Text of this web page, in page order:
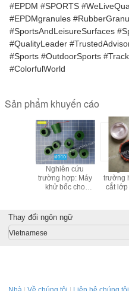
#EPDM #SPORTS
#EPDMgranules
#SportsAndLeisureSurfaces
#QualityLeader
#Sports #OutdoorSports
#ColorfulWorld
Sản phẩm khuyến cáo
tròn
Nghiên cứu
trường hợp: Máy
khử bốc cho
lạnh;Phương
pháp làm
mát;Điều trị
lạnh;Các thiết bị
trường
cắt lớp
Máy
Thay đổi ngôn ngữ
Vietnamese